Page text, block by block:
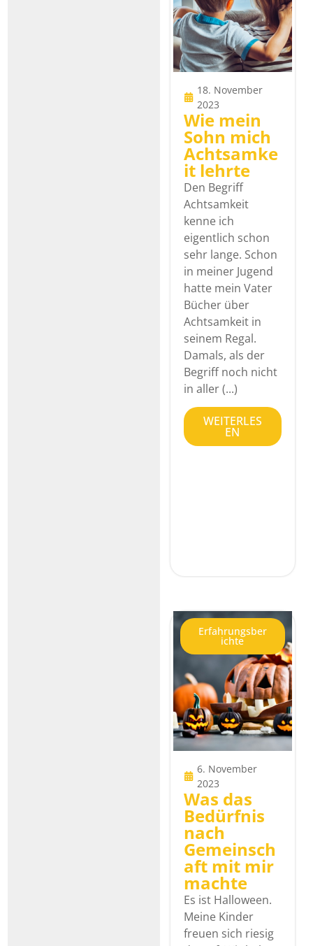
18. November
2023
Wie mein
Sohn mich
Achtsamke
it lehrte
Den Begriff
Achtsamkeit
kenne ich
eigentlich schon
sehr lange. Schon
in meiner Jugend
hatte mein Vater
Bücher über
Achtsamkeit in
seinem Regal.
Damals, als der
Begriff noch nicht
in aller (...)
WEITERLES
EN
Erfahrungsber
ichte
6. November
2023
Was das
Bedürfnis
nach
Gemeinsch
aft mit mir
machte
Es ist Halloween.
Meine Kinder
freuen sich riesig